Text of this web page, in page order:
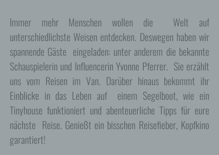
Immer mehr Menschen wollen die Welt auf
unterschiedlichste Weisen entdecken. Deswegen haben wir
spannende Gäste eingeladen: unter anderem die bekannte
Schauspielerin und Influencerin Yvonne Pferrer. Sie erzählt
uns vom Reisen im Van. Darüber hinaus bekommt ihr
Einblicke in das Leben auf einem Segelboot, wie ein
Tinyhouse funktioniert und abenteuerliche Tipps für eure
nächste Reise. Genießt ein bisschen Reisefieber, Kopfkino
garantiert!